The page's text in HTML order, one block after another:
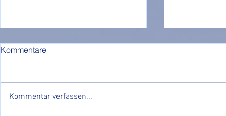
Kommentare
Kommentar verfassen...